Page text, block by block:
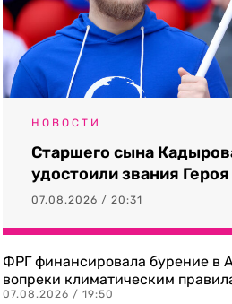
НОВОСТИ
Старшего сына
удостоили звания
07.08.2026 / 20:31
ФРГ финансировала бурение в
вопреки климатическим
07.08.2026 / 19:50